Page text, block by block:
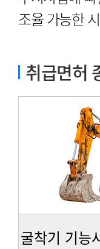
조율 가능한
취급면허
굴착기 기능